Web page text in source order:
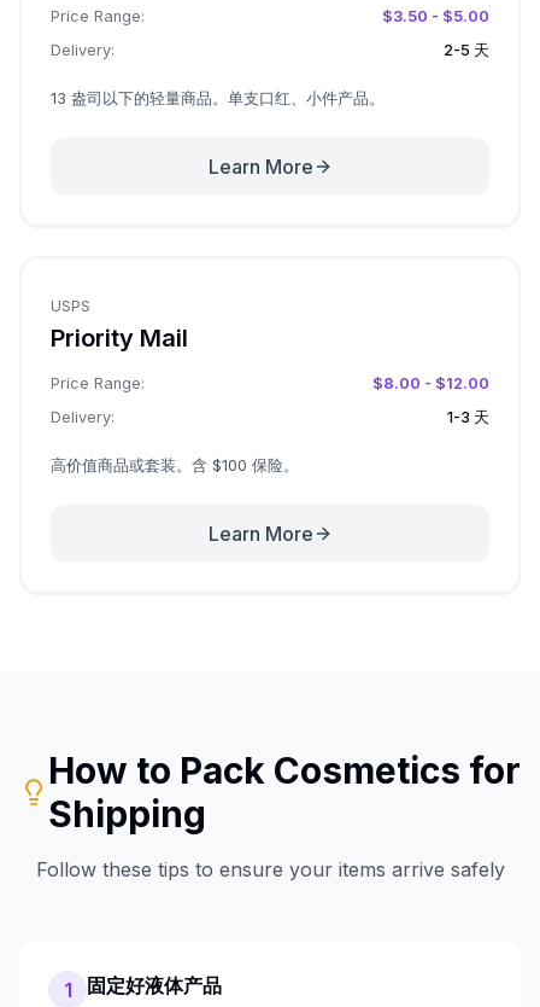
Price Range:
$3.50 - $5.00
Delivery:
2-5 天
13 盎司以下的轻量商品。单支口红、小件产品。
Learn More
USPS
Priority Mail
Price Range:
$8.00 - $12.00
Delivery:
1-3 天
高价值商品或套装。含 $100 保险。
Learn More
How to Pack Cosmetics for
Shipping
Follow these tips to ensure your items arrive safely
1 固定好液体产品